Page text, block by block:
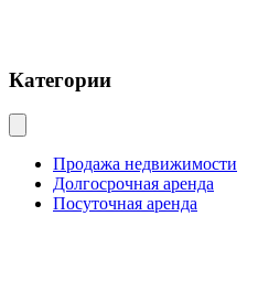
Категории
Продажа недвижимости
Долгосрочная аренда
Посуточная аренда